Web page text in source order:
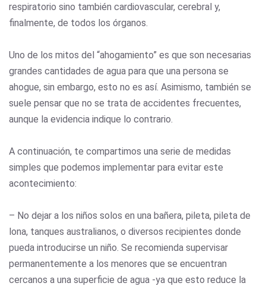
respiratorio sino también cardiovascular, cerebral y,
finalmente, de todos los órganos.
Uno de los mitos del “ahogamiento” es que son necesarias
grandes cantidades de agua para que una persona se
ahogue, sin embargo, esto no es así. Asimismo, también se
suele pensar que no se trata de accidentes frecuentes,
aunque la evidencia indique lo contrario.
A continuación, te compartimos una serie de medidas
simples que podemos implementar para evitar este
acontecimiento:
– No dejar a los niños solos en una bañera, pileta, pileta de
lona, tanques australianos, o diversos recipientes donde
pueda introducirse un niño. Se recomienda supervisar
permanentemente a los menores que se encuentran
cercanos a una superficie de agua -ya que esto reduce la